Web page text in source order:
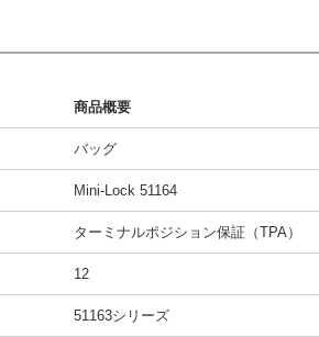
商品概要
バッグ
Mini-Lock 51164
ターミナルポジション保証（TPA）
12
51163シリーズ